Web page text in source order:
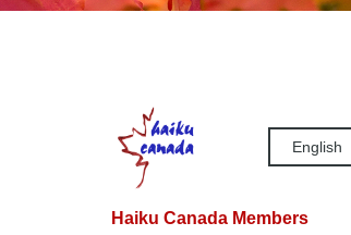
English
Haiku Canada Members